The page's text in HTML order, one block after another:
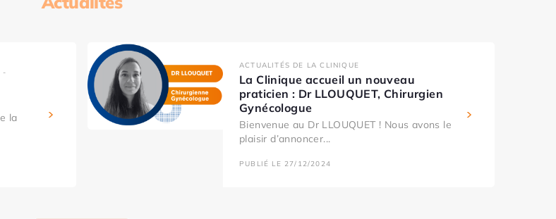
-
la
ACTUALITÉS DE LA CLINIQUE
La Clinique accueil un nouveau
praticien : Dr LLOUQUET, Chirurgien
Gynécologue
Bienvenue au Dr LLOUQUET ! Nous avons le
plaisir d’annoncer...
PUBLIÉ LE 27/12/2024